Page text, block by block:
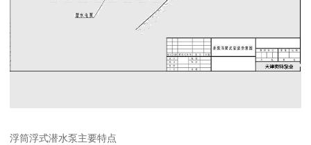
浮筒浮式潜水泵主要特点